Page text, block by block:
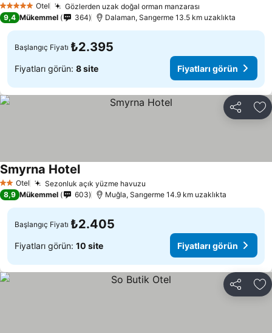
5 Yıldız Otel Gözlerden uzak doğal orman manzarası
9,4 Mükemmel 364 Dalaman, Sarıgerme 13.5 km uzaklıkta
Başlangıç Fiyatı ₺2.395
Fiyatları görün: 8 site Fiyatları görün
Paylaş
2 Yıldız
Otel Sezonluk açık yüzme havuzu
Smyrna Hotel
8,9 Mükemmel 603 Muğla, Sarıgerme 14.9 km uzaklıkta
Başlangıç Fiyatı ₺2.405
Fiyatları görün: 10 site Fiyatları görün
Paylaş